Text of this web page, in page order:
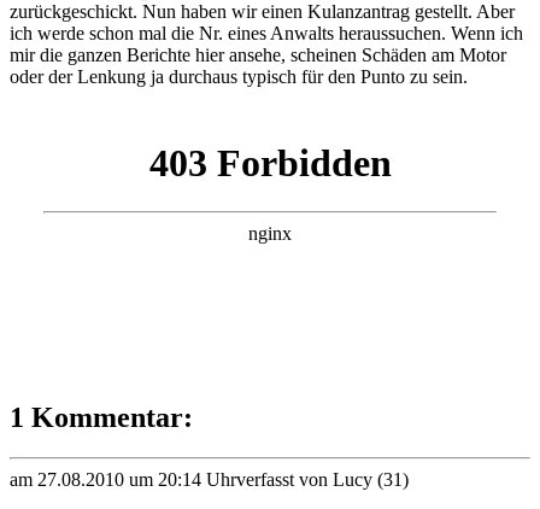
zurückgeschickt. Nun haben wir einen Kulanzantrag gestellt. Aber
ich werde schon mal die Nr. eines Anwalts heraussuchen. Wenn ich
mir die ganzen Berichte hier ansehe, scheinen Schäden am Motor
oder der Lenkung ja durchaus typisch für den Punto zu sein.
1 Kommentar:
am 27.08.2010 um 20:14 Uhrverfasst von Lucy (31)